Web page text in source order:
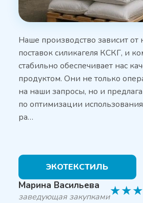
Наше производство зависит
поставок силикагеля КСКГ, и
стабильно обеспечивает нас
продуктом. Они не только
на наши запросы, но и
по оптимизации
ра…
ЭКОТЕКСТИЛЬ
Марина Васильева
заведующая закупками★★★